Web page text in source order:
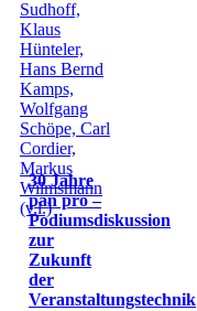
30 Jahre
pan pro –
Podiumsdiskussion
zur
Zukunft
der
Veranstaltungstechnik